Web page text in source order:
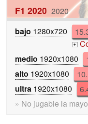
F1 2020 2020
bajo 1280x720
+
medio 1920x1080
alto 1920x1080
ultra 1920x1080
» No jugable la